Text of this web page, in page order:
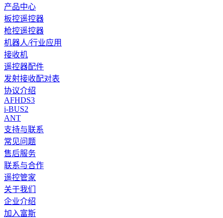
产品中心
板控遥控器
枪控遥控器
机器人/行业应用
接收机
遥控器配件
发射接收配对表
协议介绍
AFHDS3
i-BUS2
ANT
支持与联系
常见问题
售后服务
联系与合作
遥控管家
关于我们
企业介绍
加入富斯